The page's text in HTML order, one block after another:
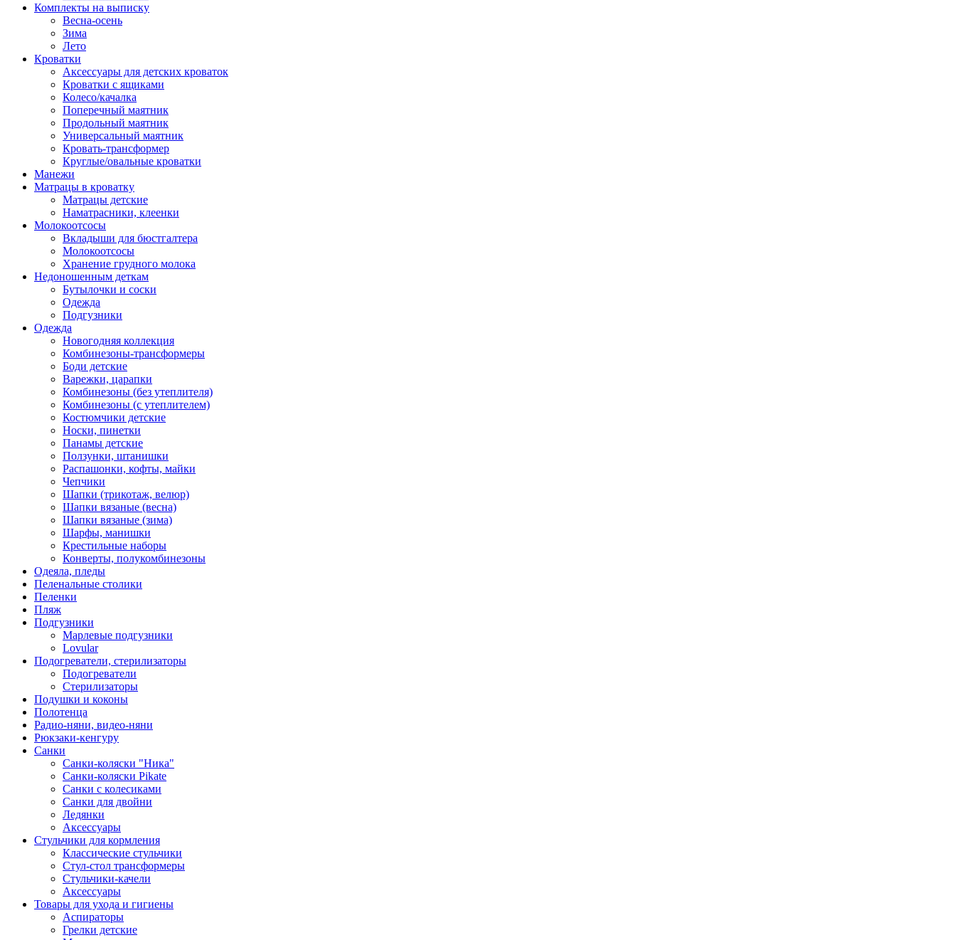
Комплекты на выписку
Весна-осень
Зима
Лето
Кроватки
Аксессуары для детских кроваток
Кроватки с ящиками
Колесо/качалка
Поперечный маятник
Продольный маятник
Универсальный маятник
Кровать-трансформер
Круглые/овальные кроватки
Манежи
Матрацы в кроватку
Матрацы детские
Наматрасники, клеенки
Молокоотсосы
Вкладыши для бюстгалтера
Молокоотсосы
Хранение грудного молока
Недоношенным деткам
Бутылочки и соски
Одежда
Подгузники
Одежда
Новогодняя коллекция
Комбинезоны-трансформеры
Боди детские
Варежки, царапки
Комбинезоны (без утеплителя)
Комбинезоны (с утеплителем)
Костюмчики детские
Носки, пинетки
Панамы детские
Ползунки, штанишки
Распашонки, кофты, майки
Чепчики
Шапки (трикотаж, велюр)
Шапки вязаные (весна)
Шапки вязаные (зима)
Шарфы, манишки
Крестильные наборы
Конверты, полукомбинезоны
Одеяла, пледы
Пеленальные столики
Пеленки
Пляж
Подгузники
Марлевые подгузники
Lovular
Подогреватели, стерилизаторы
Подогреватели
Стерилизаторы
Подушки и коконы
Полотенца
Радио-няни, видео-няни
Рюкзаки-кенгуру
Санки
Санки-коляски "Ника"
Санки-коляски Pikate
Санки с колесиками
Санки для двойни
Ледянки
Аксессуары
Стульчики для кормления
Классические стульчики
Стул-стол трансформеры
Стульчики-качели
Аксессуары
Товары для ухода и гигиены
Аспираторы
Грелки детские